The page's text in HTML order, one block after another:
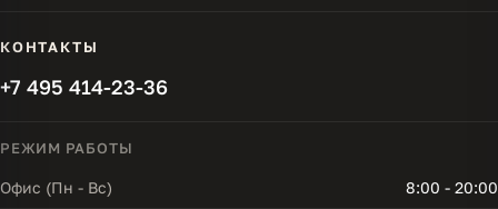
КОНТАКТЫ
+7 495 414-23-36
РЕЖИМ РАБОТЫ
Офис (Пн - Вс) 8:00 - 20:00